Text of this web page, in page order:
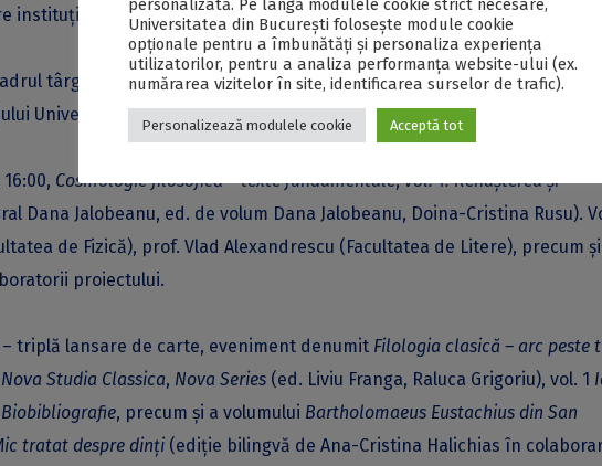
instituțională și relații internaționale.
târgului, cele mai noi apariţii şi colecţii EUB, printr-o serie de lansări
Universitaria):
Cosmologie filosofică – texte fundamentale,vol. 1: Renaşterea şi
Dana Jalobeanu, ed. de volum Dana Jalobeanu, Doina-Cristina Rusu).
de Fizică), prof. Vlad Alexandrescu (Facultatea de Litere), precum şi
proiectului.
– triplă lansare de carte, eveniment denumit Filologia clasică – arc peste
Nova Studia Classica, Nova Series (ed. Liviu Franga, Raluca Grigoriu), vol. 1
, precum şi a volumului Bartholomaeus Eustachius din San
tratat despre dinţi(ediţie bilingvă de Ana-Cristina Halichias în
personalizată. Pe lângă modulele cookie strict necesare,
Universitatea din București folosește module cookie
opționale pentru a îmbunătăți și personaliza experiența
utilizatorilor, pentru a analiza performanța website-ului (ex.
numărarea vizitelor în site, identificarea surselor de trafic).
Personalizează modulele cookie Acceptă tot